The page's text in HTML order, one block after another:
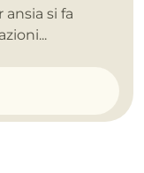
si fa